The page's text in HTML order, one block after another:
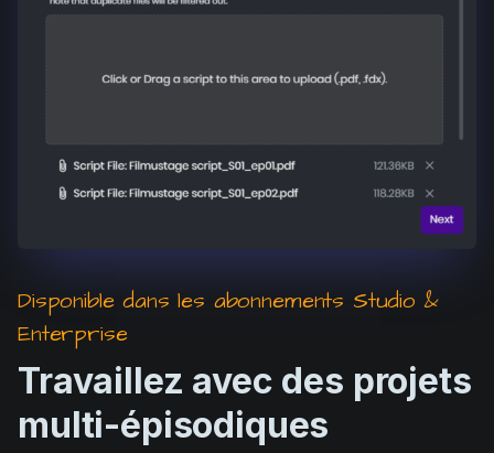
Disponible dans les abonnements Studio &
Enterprise
Travaillez avec des projets
multi-épisodiques